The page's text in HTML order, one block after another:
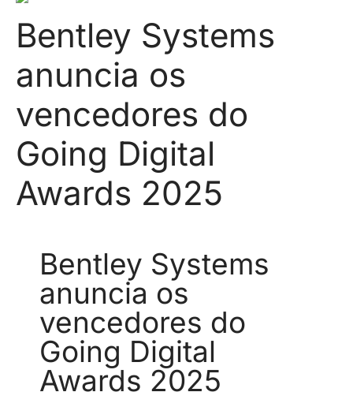
Bentley Systems
anuncia os
vencedores do
Going Digital
Awards 2025
Bentley Systems
anuncia os
vencedores do
Going Digital
Awards 2025